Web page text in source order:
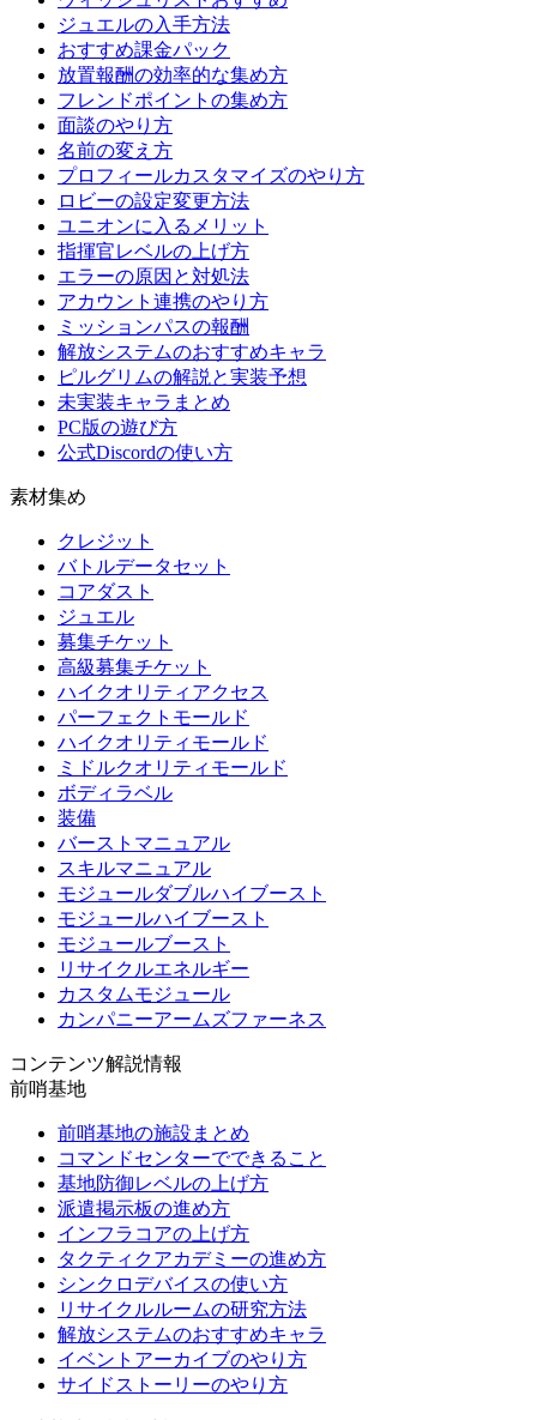
ジュエルの入手方法
おすすめ課金パック
放置報酬の効率的な集め方
フレンドポイントの集め方
面談のやり方
名前の変え方
プロフィールカスタマイズのやり方
ロビーの設定変更方法
ユニオンに入るメリット
指揮官レベルの上げ方
エラーの原因と対処法
アカウント連携のやり方
ミッションパスの報酬
解放システムのおすすめキャラ
ピルグリムの解説と実装予想
未実装キャラまとめ
PC版の遊び方
公式Discordの使い方
素材集め
クレジット
バトルデータセット
コアダスト
ジュエル
募集チケット
高級募集チケット
ハイクオリティアクセス
パーフェクトモールド
ハイクオリティモールド
ミドルクオリティモールド
ボディラベル
装備
バーストマニュアル
スキルマニュアル
モジュールダブルハイブースト
モジュールハイブースト
モジュールブースト
リサイクルエネルギー
カスタムモジュール
カンパニーアームズファーネス
コンテンツ解説情報
前哨基地
前哨基地の施設まとめ
コマンドセンターでできること
基地防御レベルの上げ方
派遣掲示板の進め方
インフラコアの上げ方
タクティクアカデミーの進め方
シンクロデバイスの使い方
リサイクルルームの研究方法
解放システムのおすすめキャラ
イベントアーカイブのやり方
サイドストーリーのやり方